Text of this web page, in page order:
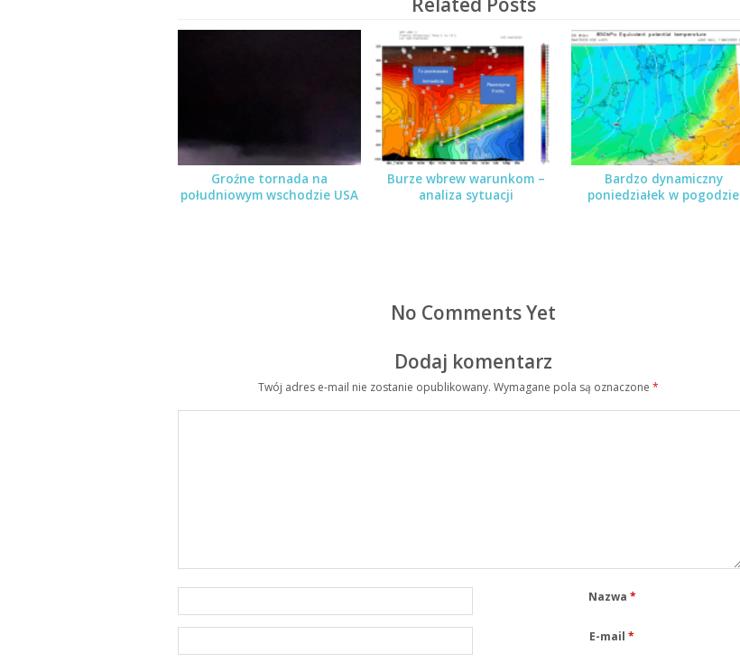
Groźne tornada na
południowym wschodzie USA
Burze wbrew warunkom –
analiza sytuacji
Bardzo dynamiczny
poniedziałek w pogodzie
No Comments Yet
Dodaj komentarz
Twój adres e-mail nie zostanie opublikowany. Wymagane pola są oznaczone*
Nazwa *
E-mail*